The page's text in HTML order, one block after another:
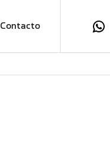
Contacto